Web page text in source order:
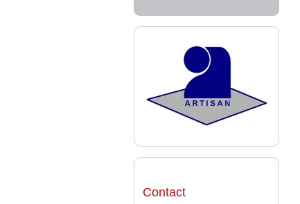
Contact